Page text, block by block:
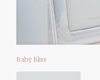
Baby Bliss